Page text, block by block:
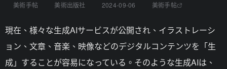
美術手帖 美術出版社 2024-09-06 美術手帖
現在、様々な生成AIサービスが公開され、イラストレーシ
ョン、文章、音楽、映像などのデジタルコンテンツを「生
成」することが容易になっている。そのような生成AIは、